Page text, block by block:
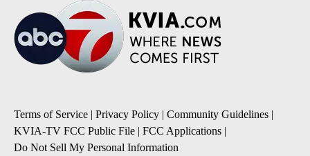
Terms of Service | Privacy Policy | Community Guidelines |
KVIA-TV FCC Public File | FCC Applications |
Do Not Sell My Personal Information